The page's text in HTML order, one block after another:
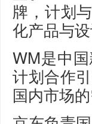
牌，计划
化产品与
WM是中
计划合作
国内市场